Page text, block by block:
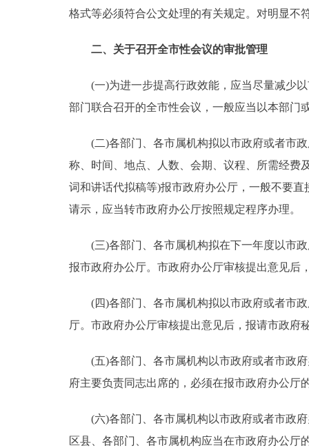
格式等必须符合公文处理的有关规定。对明显不
二、关于召开全市性会议的审批管理
(一)为进一步提高行政效能，应当尽量减少以
部门联合召开的全市性会议，一般应当以本部门
(二)各部门、各市属机构拟以市政府或者市政
称、时间、地点、人数、会期、议程、所需经费
词和讲话代拟稿等)报市政府办公厅，一般不要
请示，应当转市政府办公厅按照规定程序办理。
(三)各部门、各市属机构拟在下一年度以市政
报市政府办公厅。市政府办公厅审核提出意见后
(四)各部门、各市属机构拟以市政府或者市政
厅。市政府办公厅审核提出意见后，报请市政府
(五)各部门、各市属机构以市政府或者市政府
府主要负责同志出席的，必须在报市政府办公
(六)各部门、各市属机构以市政府或者市政府
区县、各部门、各市属机构应当在市政府办公